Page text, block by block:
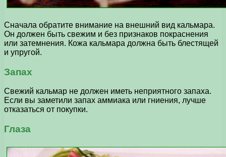
Сначала обратите внимание на внешний вид кальмара.
Он должен быть свежим и без признаков покраснения
или затемнения. Кожа кальмара должна быть блестящей
и упругой.
Запах
Свежий кальмар не должен иметь неприятного запаха.
Если вы заметили запах аммиака или гниения, лучше
отказаться от покупки.
Глаза